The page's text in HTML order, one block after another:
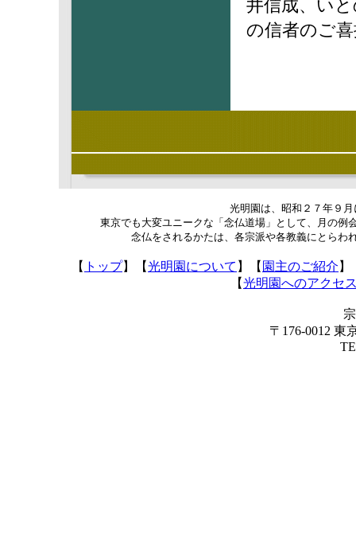
井信成、い
の信者のご
光明園は、昭和２７年９
東京でも大変ユニークな「念仏道場」として、月の例
念仏をされるかたは、各宗派や各教義にとらわ
【 トップ】【光明園について 】【 園主のご紹介 】
【光明園へのアクセ
〒176-0012 東